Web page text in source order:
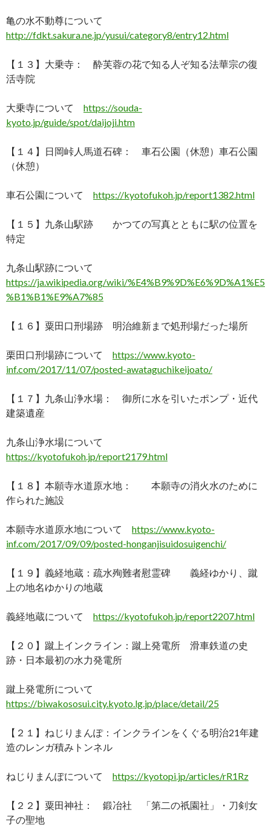
亀の水不動尊について
http://fdkt.sakura.ne.jp/yusui/category8/entry12.html
【１３】大乗寺： 酔芙蓉の花で知る人ぞ知る法華宗の復
活寺院
大乗寺について https://souda-
kyoto.jp/guide/spot/daijoji.htm
【１４】日岡峠人馬道石碑： 車石公園（休憩）車石公園
（休憩）
車石公園について https://kyotofukoh.jp/report1382.html
【１５】九条山駅跡 かつての写真とともに駅の位置を
特定
九条山駅跡について
https://ja.wikipedia.org/wiki/%E4%B9%9D%E6%9D%A1%E5
%B1%B1%E9%A7%85
【１６】粟田口刑場跡 明治維新まで処刑場だった場所
栗田口刑場跡について https://www.kyoto-
inf.com/2017/11/07/posted-awataguchikeijoato/
【１７】九条山浄水場： 御所に水を引いたポンプ・近代
建築遺産
九条山浄水場について
https://kyotofukoh.jp/report2179.html
【１８】本願寺水道原水地： 本願寺の消火水のために
作られた施設
本願寺水道原水地について https://www.kyoto-
inf.com/2017/09/09/posted-honganjisuidosuigenchi/
【１９】義経地蔵：疏水殉難者慰霊碑 義経ゆかり、蹴
上の地名ゆかりの地蔵
義経地蔵について https://kyotofukoh.jp/report2207.html
【２０】蹴上インクライン：蹴上発電所 滑車鉄道の史
跡・日本最初の水力発電所
蹴上発電所について
https://biwakososui.city.kyoto.lg.jp/place/detail/25
【２１】ねじりまんぽ：インクラインをくぐる明治21年建
造のレンガ積みトンネル
ねじりまんぽについて https://kyotopi.jp/articles/rR1Rz
【２２】粟田神社： 鍛冶社 「第二の祇園社」・刀剣女
子の聖地